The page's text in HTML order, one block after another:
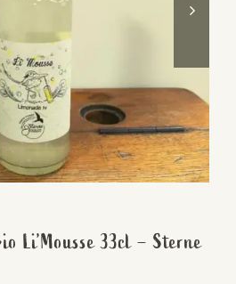
Li’Mousse 33cl – Sterne